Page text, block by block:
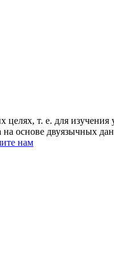
т. е. для
основе двуязычных
нам